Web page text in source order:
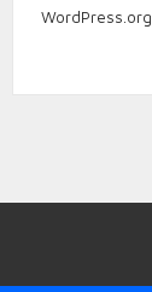
WordPress.org